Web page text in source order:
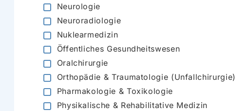
Neurologie
Neuroradiologie
Nuklearmedizin
Öffentliches Gesundheitswesen
Oralchirurgie
Orthopädie & Traumatologie (Unfallchirurgie)
Pharmakologie & Toxikologie
Physikalische & Rehabilitative Medizin